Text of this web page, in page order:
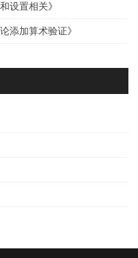
设置相关》
添加算术验证》